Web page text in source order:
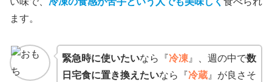
ます。
緊急時に使いたいなら『冷凍』、週の中で数
日宅食に置き換えたいなら『冷蔵』が良さそ